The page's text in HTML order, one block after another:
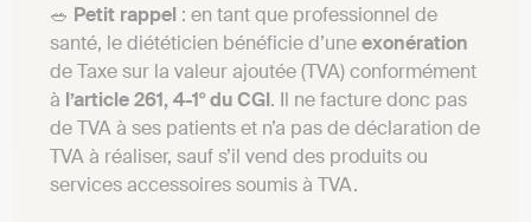
🥗 Petit rappel : en tant que professionnel de
santé, le diététicien bénéficie d’uneexonération
de Taxe sur la valeur ajoutée (TVA) conformément
à l’article 261, 4-1° du CGI. Il ne facture donc pas
de TVA à ses patients et n’a pas de déclaration de
TVA à réaliser, sauf s’il vend des produits ou
services accessoires soumis à TVA.